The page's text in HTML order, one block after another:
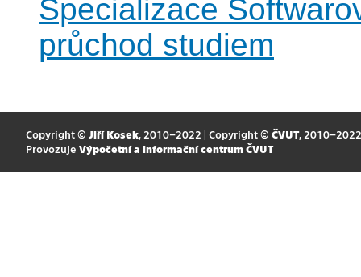
Specializace
průchod studiem
Copyright © Jiří Kosek, 2010–2022 | Copyright © ČVUT, 2010–2022
Provozuje Výpočetní a informační centrum ČVUT